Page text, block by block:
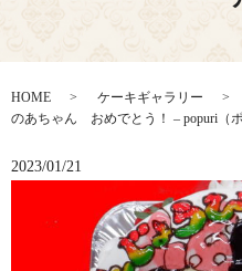
HOME
ケーキギャラリー
のあちゃん おめでとう！ – popuri（ポ
2023/01/21